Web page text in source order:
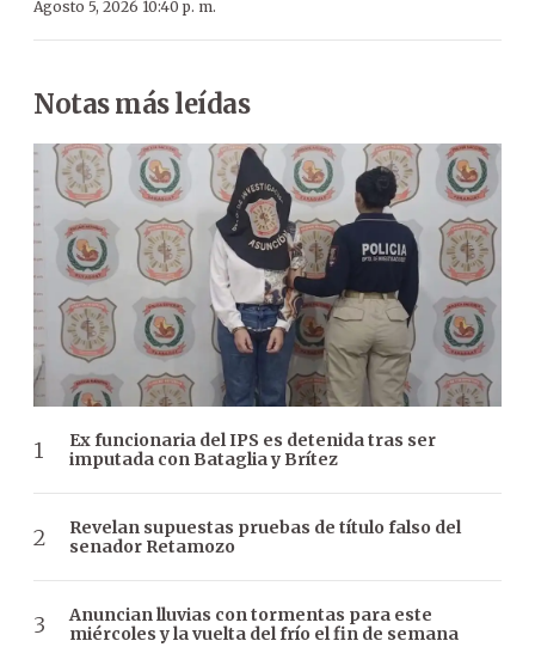
Agosto 5, 2026 10:40 p. m.
Notas más leídas
Ex funcionaria del IPS es detenida tras ser
imputada con Bataglia y Brítez
Revelan supuestas pruebas de título falso del
senador Retamozo
Anuncian lluvias con tormentas para este
miércoles y la vuelta del frío el fin de semana